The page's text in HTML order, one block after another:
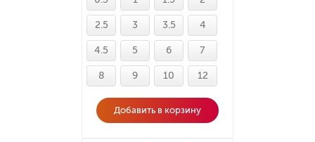
2.5 3 3.5 4
4.5 5 6 7
8 9 10 12
Добавить в корзину